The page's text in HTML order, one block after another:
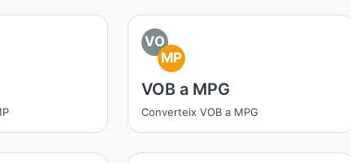
VO
MP
VOB a MPG
Converteix VOB a MPG